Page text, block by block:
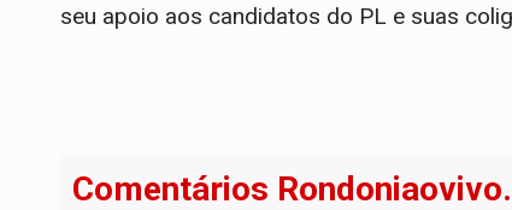
seu apoio aos candidatos do PL e suas
Comentários